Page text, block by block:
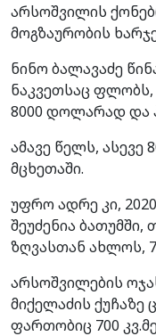
არსოშვილის
მოგზაურობის
ნინო ბალავაძე
ნაკვეთსაც ფლობს,
8000 დოლარად და
ამავე წელს, ასევე
მცხეთაში.
უფრო ადრე კი,
შეუძენია ბათუმში,
ზღვასთან ახლოს,
არსოშვილების
მიქელაძის ქუჩაზე
ფართობიც 700